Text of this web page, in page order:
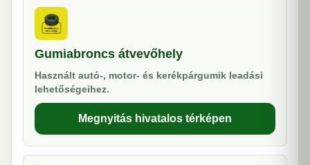
Gumiabroncs átvevőhely
Használt autó-, motor- és kerékpárgumik leadási
lehetőségeihez.
Megnyitás hivatalos térképen